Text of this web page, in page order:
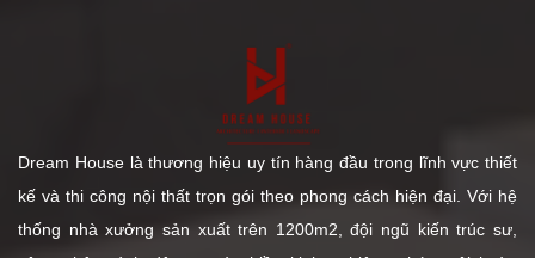
Dream House là thương hiệu uy tín hàng đầu trong lĩnh vực thiết
kế và thi công nội thất trọn gói theo phong cách hiện đại. Với hệ
thống nhà xưởng sản xuất trên 1200m2, đội ngũ kiến trúc sư,